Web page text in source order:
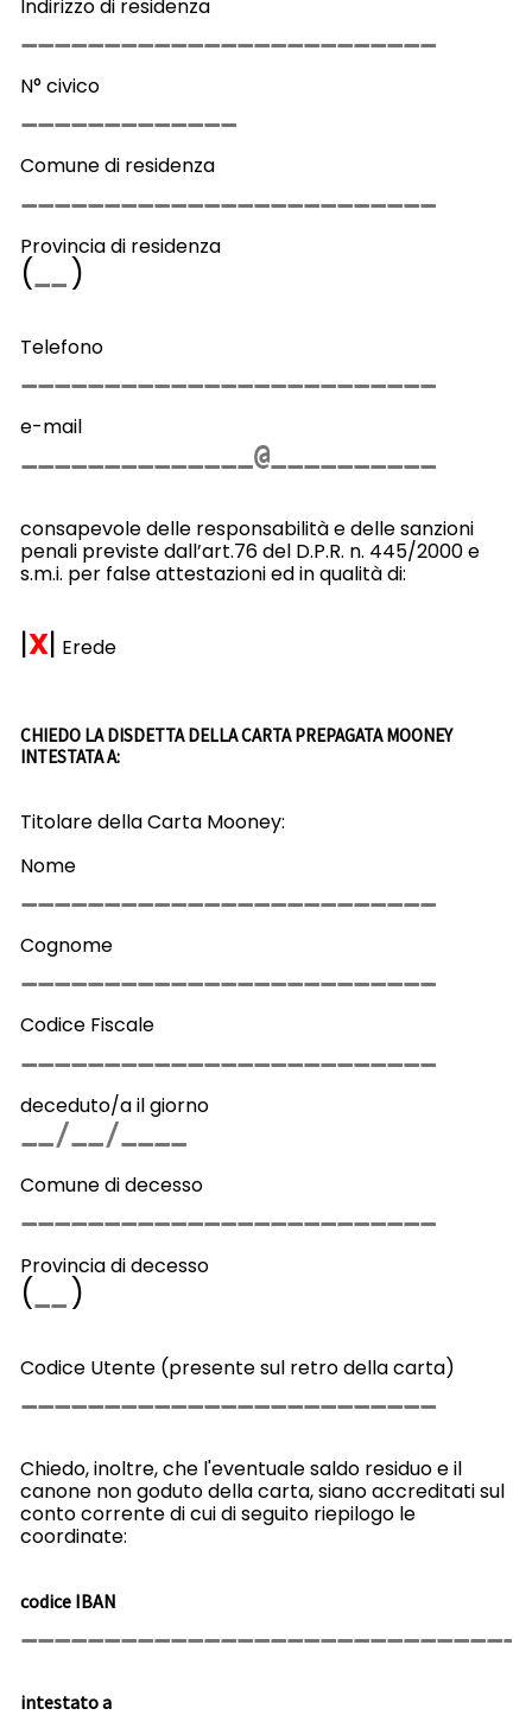
Indirizzo di residenza
N° civico
Comune di residenza
Provincia di residenza
( )
Telefono
e-mail
consapevole delle responsabilità e delle sanzioni
penali previste dall’art.76 del D.P.R. n. 445/2000 e
s.m.i. per false attestazioni ed in qualità di:
|X| Erede
CHIEDO LA DISDETTA DELLA CARTA PREPAGATA MOONEY
INTESTATA A:
Titolare della Carta Mooney:
Nome
Cognome
Codice Fiscale
deceduto/a il giorno
Comune di decesso
Provincia di decesso
( )
Codice Utente (presente sul retro della carta)
Chiedo, inoltre, che l'eventuale saldo residuo e il
canone non goduto della carta, siano accreditati sul
conto corrente di cui di seguito riepilogo le
coordinate:
codice IBAN
intestato a